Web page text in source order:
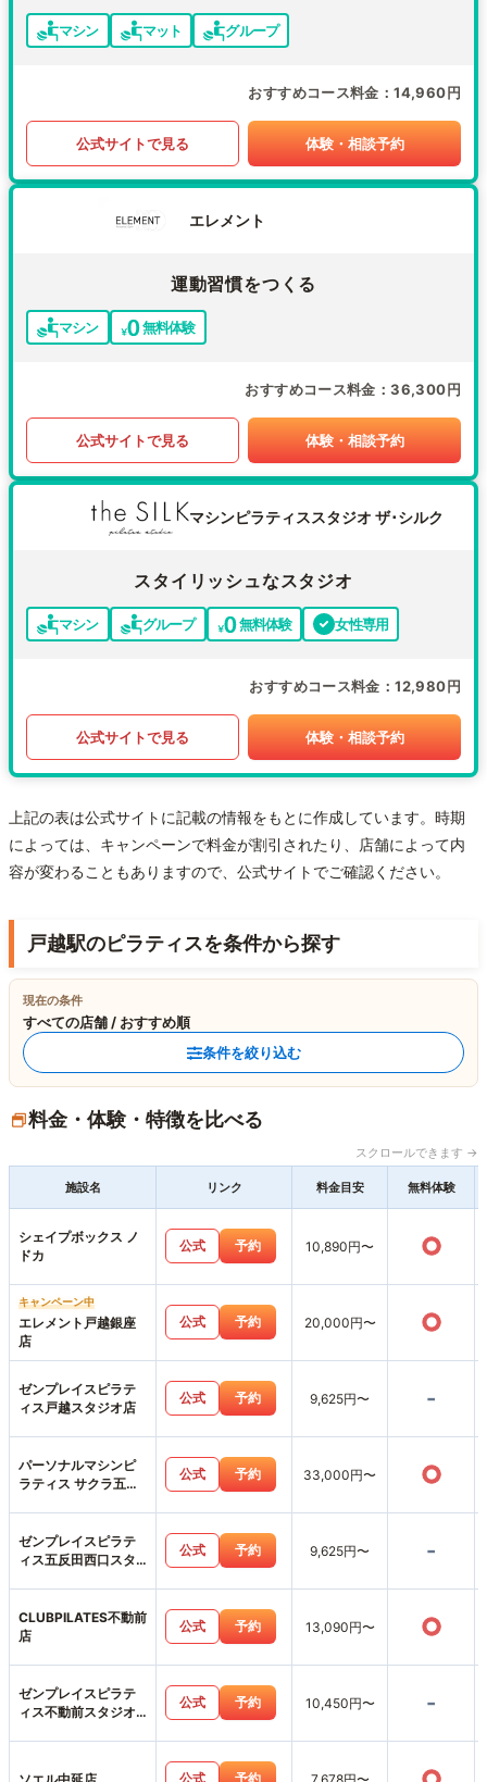
マシン マット グループ
おすすめコース料金 14,960円
公式サイトで見る 体験・相談予約
エレメント
運動習慣をつくる
マシン 無料体験
おすすめコース料金 36,300円
公式サイトで見る 体験・相談予約
マシンピラティススタジオ ザ･シルク
スタイリッシュなスタジオ
マシン グループ 無料体験 女性専用
おすすめコース料金 12,980円
公式サイトで見る 体験・相談予約
上記の表は公式サイトに記載の情報をもとに作成しています。時期
によっては、キャンペーンで料金が割引されたり、店舗によって内
容が変わることもありますので、公式サイトでご確認ください。
戸越駅のピラティスを条件から探す
現在の条件
すべての店舗 / おすすめ順
条件を絞り込む
料金・体験・特徴を比べる
スクロールできます →
施設名 リンク 料金目安 無料体験
シェイプボックス ノ
ドカ
公式 予約 10,890円〜 ○
キャンペーン中
エレメント戸越銀座
店
公式 予約 20,000円〜 ○
ゼンプレイスピラテ
ィス戸越スタジオ店
公式 予約 9,625円〜 -
パーソナルマシンピ
ラティス サクラ五反
公式 予約 33,000円〜 ○
ゼンプレイスピラテ
ィス五反田西口スタ
公式 予約 9,625円〜 -
CLUBPILATES不動前
店
公式 予約 13,090円〜 ○
ゼンプレイスピラテ
ィス不動前スタジオ
公式 予約 10,450円〜 -
公式 予約